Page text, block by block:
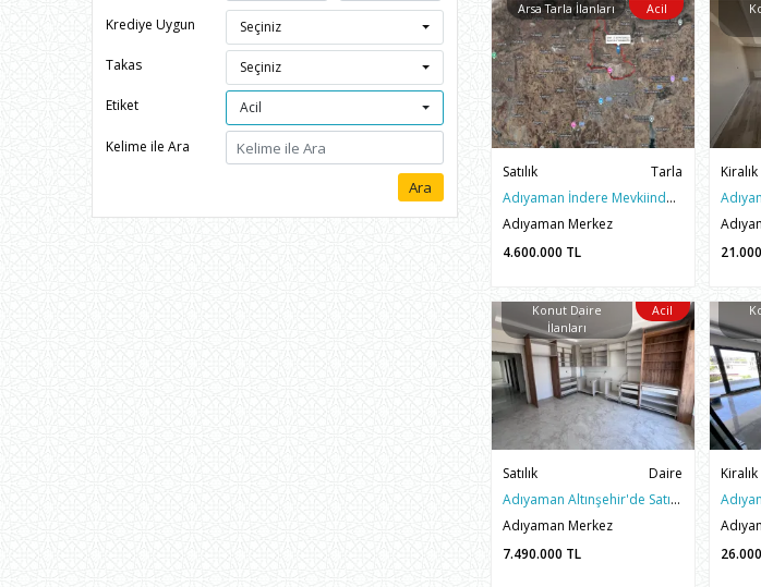
Krediye Uygun Seçiniz
Takas Seçiniz
Etiket Acil
Kelime ile Ara
Arsa Tarla İlanları Acil
Satılık
Tarla
Adıyaman İndere Mevkiinde Yatırımlık Satılık 2372 m2 Arazi
Adıyaman Merkez
4.600.000 TL
Kiralık
21.000
Konut Daire
İlanları
Acil
Satılık
Daire
Adıyaman Altınşehir'de Satılık 3.5+1 ARAKAT SIFIR DAİRE
Adıyaman Merkez
7.490.000 TL
Kiralık
26.000